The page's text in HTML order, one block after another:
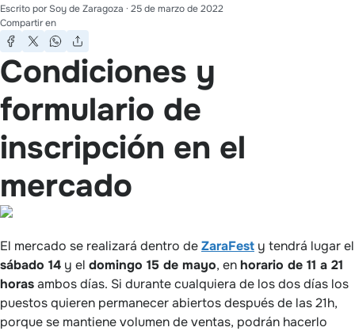
Escrito porSoy de Zaragoza · 25 de marzo de 2022
Compartir en
Condiciones y
formulario de
inscripción en el
mercado
El mercado se realizará dentro deZaraFest y tendrá lugar el
sábado 14 y el domingo 15 de mayo, enhorario de 11 a 21
horasambos días. Si durante cualquiera de los dos días los
puestos quieren permanecer abiertos después de las 21h,
porque se mantiene volumen de ventas, podrán hacerlo